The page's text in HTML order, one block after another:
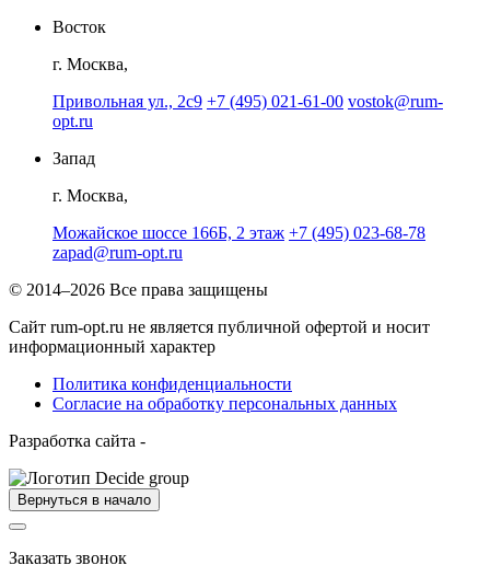
Восток
г. Москва,
Привольная ул., 2с9 +7 (495) 021-61-00 vostok@rum-
opt.ru
Запад
г. Москва,
Можайское шоссе 166Б, 2 этаж +7 (495) 023-68-78
zapad@rum-opt.ru
© 2014–2026 Все права защищены
Сайт rum-opt.ru не является публичной офертой и носит
информационный характер
Политика конфиденциальности
Согласие на обработку персональных данных
Разработка сайта -
Вернуться в начало
Заказать звонок